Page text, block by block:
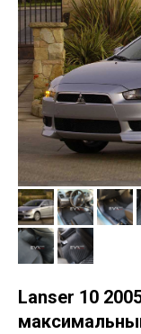
Lanser 10